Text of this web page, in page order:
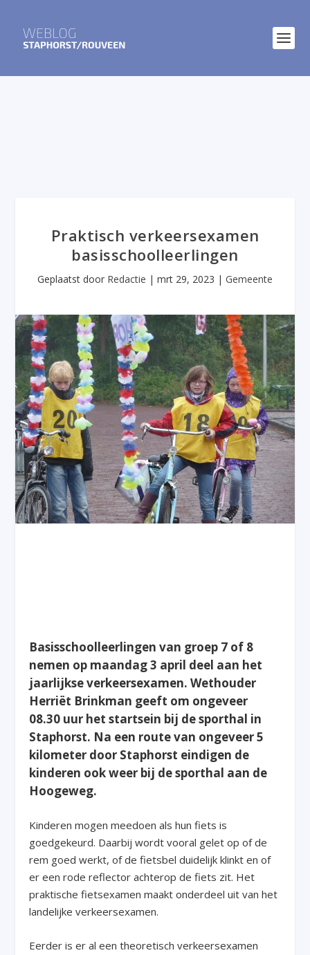
Praktisch verkeersexamen
basisschoolleerlingen
Geplaatst door Redactie | mrt 29, 2023 | Gemeente
Basisschoolleerlingen van groep 7 of 8
nemen op maandag 3 april deel aan het
jaarlijkse verkeersexamen. Wethouder
Herriët Brinkman geeft om ongeveer
08.30 uur het startsein bij de sporthal in
Staphorst. Na een route van ongeveer 5
kilometer door Staphorst eindigen de
kinderen ook weer bij de sporthal aan de
Hoogeweg.
Kinderen mogen meedoen als hun fiets is
goedgekeurd. Daarbij wordt vooral gelet op of de
rem goed werkt, of de fietsbel duidelijk klinkt en of
er een rode reflector achterop de fiets zit. Het
praktische fietsexamen maakt onderdeel uit van het
landelijke verkeersexamen.
Eerder is er al een theoretisch verkeersexamen